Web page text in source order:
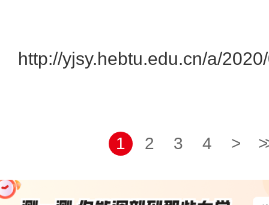
http://yjsy.hebtu.edu.cn/a/
1 2 3 4 >